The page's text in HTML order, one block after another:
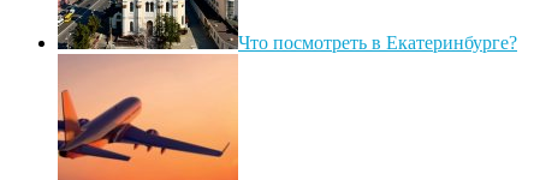
Что посмотреть в Екатеринбурге?